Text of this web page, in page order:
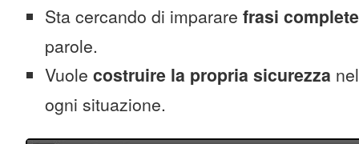
Sta cercando di imparare frasi complete
parole.
Vuole costruire la propria sicurezza
ogni situazione.